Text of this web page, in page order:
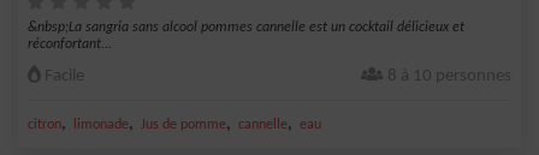
&nbsp;La sangria sans alcool pommes cannelle est un cocktail délicieux et
réconfortant...
Facile 8 à 10 personnes
citron, limonade, Jus de pomme, cannelle, eau